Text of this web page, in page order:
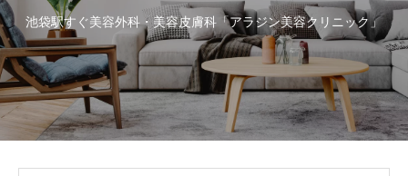
池袋駅すぐ美容外科・美容皮膚科「アラジン美容クリニック」